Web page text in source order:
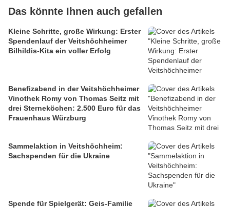
Das könnte Ihnen auch gefallen
Kleine Schritte, große Wirkung: Erster
Spendenlauf der Veitshöchheimer
Bilhildis-Kita ein voller Erfolg
Benefizabend in der Veitshöchheimer
Vinothek Romy von Thomas Seitz mit
drei Sterneköchen: 2.500 Euro für das
Frauenhaus Würzburg
Sammelaktion in Veitshöchheim:
Sachspenden für die Ukraine
Spende für Spielgerät: Geis-Familie